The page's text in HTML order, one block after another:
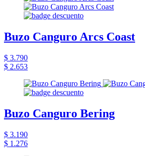
Buzo Canguro Arcs Coast
$ 3.790
$ 2.653
Buzo Canguro Bering
$ 3.190
$ 1.276